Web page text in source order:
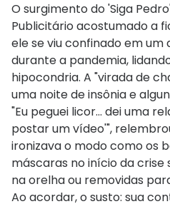
O surgimento do 'Siga
Publicitário acostumado a
ele se viu confinado em
durante a pandemia,
hipocondria. A "virada de
uma noite de insônia e
"Eu peguei licor... dei uma
postar um vídeo'",
ironizava o modo como os
máscaras no início da
na orelha ou removidas
Ao acordar, o susto: sua